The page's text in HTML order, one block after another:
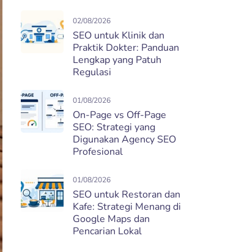
02/08/2026
SEO untuk Klinik dan
Praktik Dokter: Panduan
Lengkap yang Patuh
Regulasi
01/08/2026
On-Page vs Off-Page
SEO: Strategi yang
Digunakan Agency SEO
Profesional
01/08/2026
SEO untuk Restoran dan
Kafe: Strategi Menang di
Google Maps dan
Pencarian Lokal